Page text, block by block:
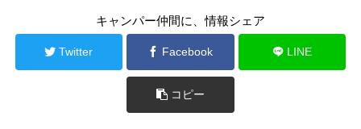
キャンパー仲間に、情報シェア
Twitter Facebook LINE
コピー